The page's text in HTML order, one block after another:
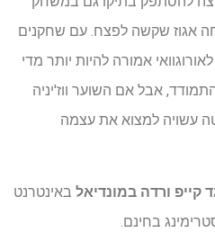
אגוז שקשה לפצח. עם שחקנים
אמורה להיות יותר מדי
אבל אם השוער ווז'יניה
עשויה למצוא את עצמה
קייפ ורדה במונדיאל באינטרנט
בחינם.